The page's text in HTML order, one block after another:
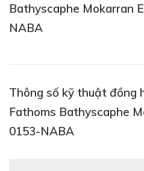
Bathyscaphe Mokarran
NABA
Thông số kỹ thuật đồng
Fathoms Bathyscaphe
0153-NABA